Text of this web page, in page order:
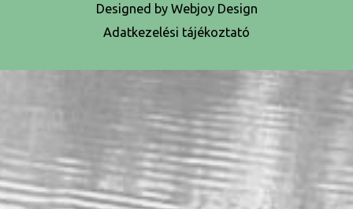
Designed by Webjoy Design
Adatkezelési tájékoztató